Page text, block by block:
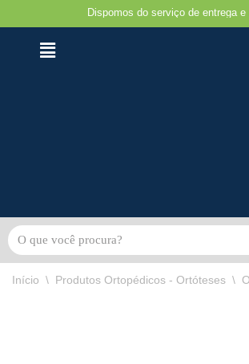
Avançar
Dispomos do serviço de entrega e
Início \ Produtos Ortopédicos - Ortóteses \